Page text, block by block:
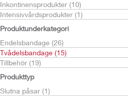
Inkontinensprodukter (10)
Intensivvårdsprodukter (1)
Produktunderkategori
Endelsbandage (26)
Tvådelsbandage (15)
Tillbehör (19)
Produkttyp
Slutna påsar (1)
Hudskyddsplattor
Conform 2
Ditt val matchade10resultat
Sortera efter: